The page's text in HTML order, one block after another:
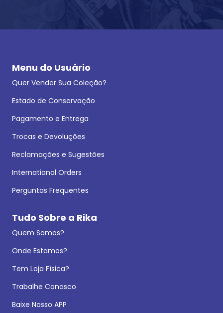
Menu do Usuário
Quer Vender Sua Coleção?
Estado de Conservação
Pagamento e Entrega
Trocas e Devoluções
Reclamações e Sugestões
International Orders
Perguntas Frequentes
Tudo Sobre a Rika
Quem Somos?
Onde Estamos?
Tem Loja Física?
Trabalhe Conosco
Baixe Nosso APP